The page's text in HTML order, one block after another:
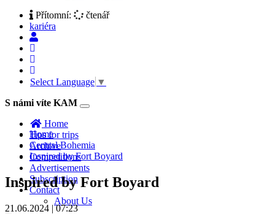
Přítomní:
čtenář
kariéra
Select Language ▼
S námi víte KAM
Toggle
Home
Tips for trips
Archive
Competitions
Advertisements
Subscription
Contact
About Us
Home
Central Bohemia
Inspired by Fort Boyard
Inspired by Fort Boyard
21.06.2024 | 07:23